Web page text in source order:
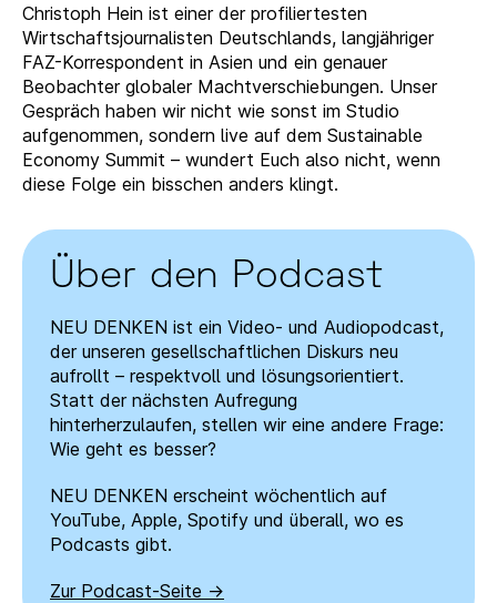
Über den Podcast
NEU DENKEN ist ein Video- und Audiopodcast,
der unseren gesellschaftlichen Diskurs neu
aufrollt – respektvoll und lösungsorientiert.
Statt der nächsten Aufregung
hinterherzulaufen, stellen wir eine andere Frage:
Wie geht es besser?
NEU DENKEN erscheint wöchentlich auf
YouTube, Apple, Spotify und überall, wo es
Podcasts gibt.
Zur Podcast-Seite
Christoph Hein ist einer der profiliertesten
Wirtschaftsjournalisten Deutschlands, langjähriger
FAZ-Korrespondent in Asien und ein genauer
Beobachter globaler Machtverschiebungen. Unser
Gespräch haben wir nicht wie sonst im Studio
aufgenommen, sondern live auf dem Sustainable
Economy Summit – wundert Euch also nicht, wenn
diese Folge ein bisschen anders klingt.